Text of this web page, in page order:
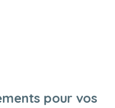
pour vos